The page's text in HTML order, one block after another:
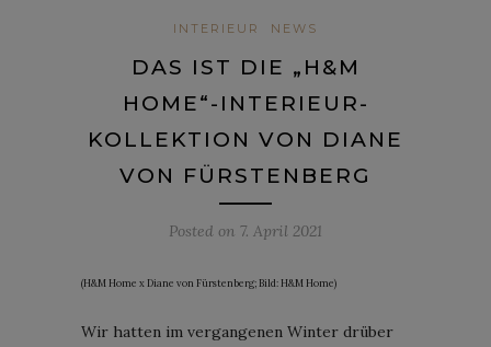
INTERIEUR NEWS
DAS IST DIE „H&M
HOME“-INTERIEUR-
KOLLEKTION VON DIANE
VON FÜRSTENBERG
Posted on 7. April 2021
(H&M Home x Diane von Fürstenberg; Bild: H&M Home)
Wir hatten im vergangenen Winter drüber